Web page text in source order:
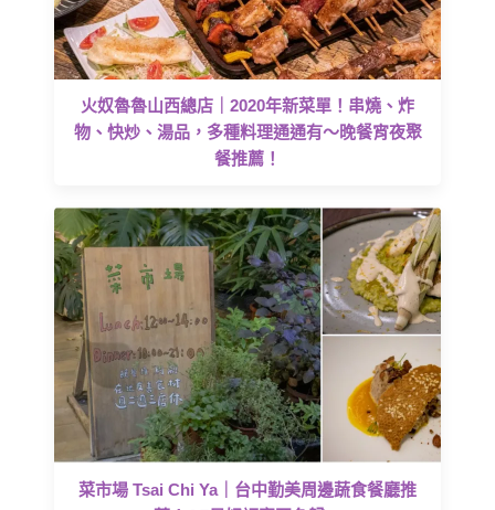
火奴魯魯山西總店｜2020年新菜單！串燒、炸
物、快炒、湯品，多種料理通通有～晚餐宵夜聚
餐推薦！
菜市場 Tsai Chi Ya｜台中勤美周邊蔬食餐廳推